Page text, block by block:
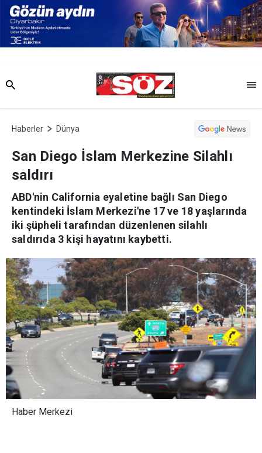
Haberler Dünya
San Diego İslam Merkezine Silahlı
saldırı
ABD'nin California eyaletine bağlı San Diego
kentindeki İslam Merkezi'ne 17 ve 18 yaşlarında
iki şüpheli tarafından düzenlenen silahlı
saldırıda 3 kişi hayatını kaybetti.
Haber Merkezi